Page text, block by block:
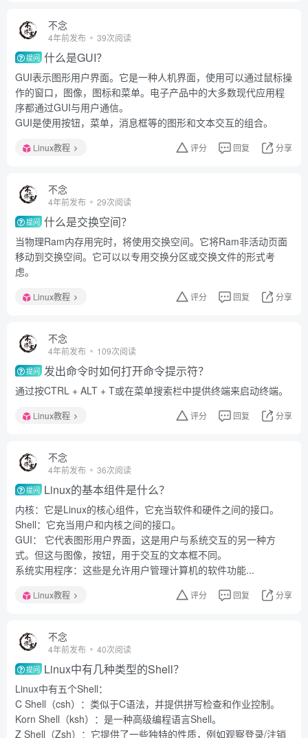
不念
4年前发布 39次阅读
提问 什么是GUI？
GUI表示图形用户界面。它是一种人机界面，使用可以通过鼠标操
作的窗口，图像，图标和菜单。电子产品中的大多数现代应用程
序都通过GUI与用户通信。
GUI是使用按钮，菜单，消息框等的图形和文本交互的组合。
Linux教程 评分 回复 分享
不念
4年前发布 29次阅读
提问 什么是交换空间？
当物理Ram内存用完时，将使用交换空间。它将Ram非活动页面
移动到交换空间。它可以以专用交换分区或交换文件的形式考
虑。
Linux教程 评分 回复 分享
不念
4年前发布 109次阅读
提问 发出命令时如何打开命令提示符？
通过按CTRL + ALT + T或在菜单搜索栏中提供终端来启动终端。
Linux教程 评分 回复 分享
不念
4年前发布 36次阅读
提问 Linux的基本组件是什么？
内核：它是Linux的核心组件，它充当软件和硬件之间的接口。
Shell：它充当用户和内核之间的接口。
GUI： 它代表图形用户界面，这是用户与系统交互的另一种方
式。但这与图像，按钮，用于交互的文本框不同。
系统实用程序：这些是允许用户管理计算机的软件功能...
Linux教程 评分 回复 分享
不念
4年前发布 40次阅读
提问 Linux中有几种类型的Shell？
Linux中有五个Shell：
C Shell（csh）：类似于C语法，并提供拼写检查和作业控制。
Korn Shell（ksh）：是一种高级编程语言Shell。
Z Shell（Zsh）：它提供了一些独特的性质，例如观察登录/注销